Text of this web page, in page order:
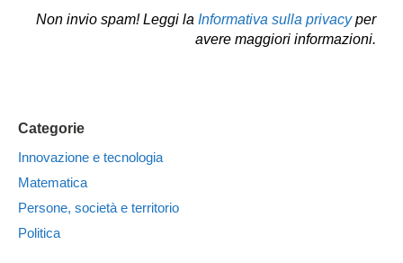
Non invio spam! Leggi la Informativa sulla privacyper
avere maggiori informazioni.
Categorie
Innovazione e tecnologia
Matematica
Persone, società e territorio
Politica